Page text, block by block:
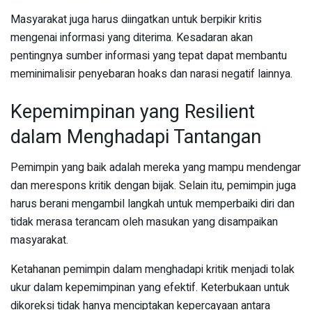
Masyarakat juga harus diingatkan untuk berpikir kritis
mengenai informasi yang diterima. Kesadaran akan
pentingnya sumber informasi yang tepat dapat membantu
meminimalisir penyebaran hoaks dan narasi negatif lainnya.
Kepemimpinan yang Resilient
dalam Menghadapi Tantangan
Pemimpin yang baik adalah mereka yang mampu mendengar
dan merespons kritik dengan bijak. Selain itu, pemimpin juga
harus berani mengambil langkah untuk memperbaiki diri dan
tidak merasa terancam oleh masukan yang disampaikan
masyarakat.
Ketahanan pemimpin dalam menghadapi kritik menjadi tolak
ukur dalam kepemimpinan yang efektif. Keterbukaan untuk
dikoreksi tidak hanya menciptakan kepercayaan antara